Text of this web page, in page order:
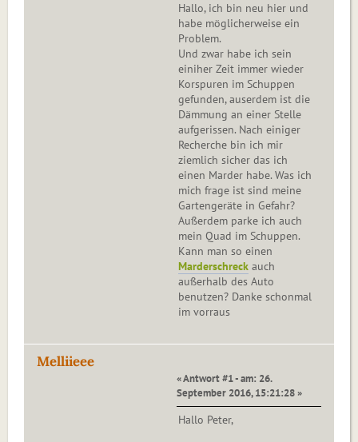
Hallo, ich bin neu hier und
habe möglicherweise ein
Problem.
Und zwar habe ich sein
einiher Zeit immer wieder
Korspuren im Schuppen
gefunden, auserdem ist die
Dämmung an einer Stelle
aufgerissen. Nach einiger
Recherche bin ich mir
ziemlich sicher das ich
einen Marder habe. Was ich
mich frage ist sind meine
Gartengeräte in Gefahr?
Außerdem parke ich auch
mein Quad im Schuppen.
Kann man so einen
Marderschreck auch
außerhalb des Auto
benutzen? Danke schonmal
im vorraus
Melliieee
« Antwort #1 - am: 26.
September 2016, 15:21:28 »
Hallo Peter,